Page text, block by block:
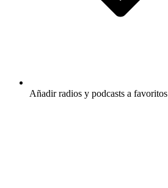
Añadir radios y podcasts a favoritos